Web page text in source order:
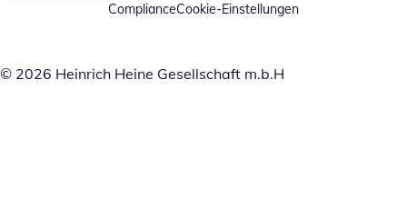
ComplianceCookie-Einstellungen
© 2026 Heinrich Heine Gesellschaft m.b.H